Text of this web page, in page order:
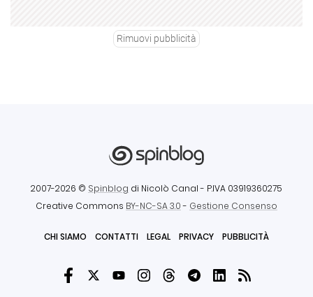
Rimuovi pubblicità
2007-2026 © Spinblog di Nicolò Canal - P.IVA 03919360275
Creative Commons BY-NC-SA 3.0- Gestione Consenso
CHI SIAMO CONTATTI LEGAL PRIVACY PUBBLICITÀ